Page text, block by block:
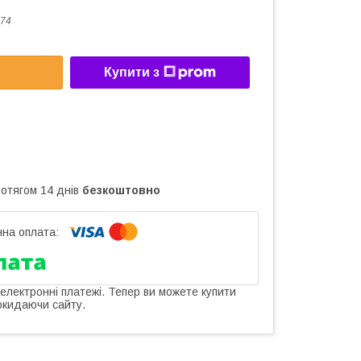
Купити з
14 днів безкоштовно
платежі. Тепер ви можете купити
сайту.